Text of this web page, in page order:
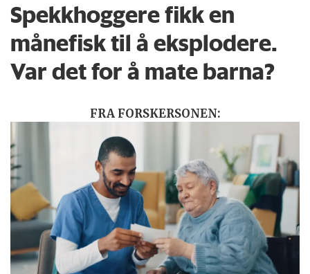
Spekkhoggere fikk en
månefisk til å eksplodere.
Var det for å mate barna?
FRA FORSKERSONEN: